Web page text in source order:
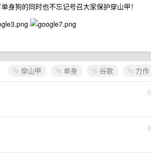
身狗的同时也不忘记号召大家保护穿山甲！
穿山甲 单身 谷歌 力作
1
2